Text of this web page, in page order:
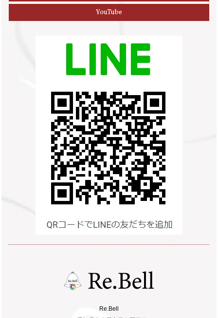
YouTube
Re.Bell